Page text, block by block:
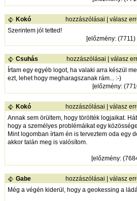
Kokó hozzászólásai válasz
Szerintem jól tetted!
[előzmény:
Csuhás hozzászólásai válasz
Írtam egy egyéb logot, ha valaki arra készül
ezt, lehet hogy megharagszanak rám... :-)
[előzmény:
Kokó hozzászólásai válasz
Annak sem örültem, hogy törölték logjaikat.
hogy a személyes problémáikat egy
Mint logomban írtam én is terveztem oda egy
akkor talán meg is valósítom.
[előzmény:
Gabe hozzászólásai válasz
Még a végén kiderül, hogy a geokessing a